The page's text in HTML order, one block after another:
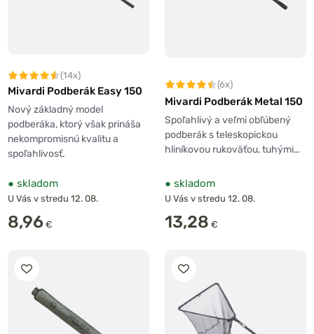
(14x)
Mivardi Podberák Easy 150
Nový základný model
podberáka, ktorý však prináša
nekompromisnú kvalitu a
spoľahlivosť.
● skladom
U Vás v stredu 12. 08.
8,96 €
(6x)
Mivardi Podberák Metal 150
Spoľahlivý a veľmi obľúbený
podberák s teleskopickou
hliníkovou rukoväťou, tuhými…
● skladom
U Vás v stredu 12. 08.
13,28 €